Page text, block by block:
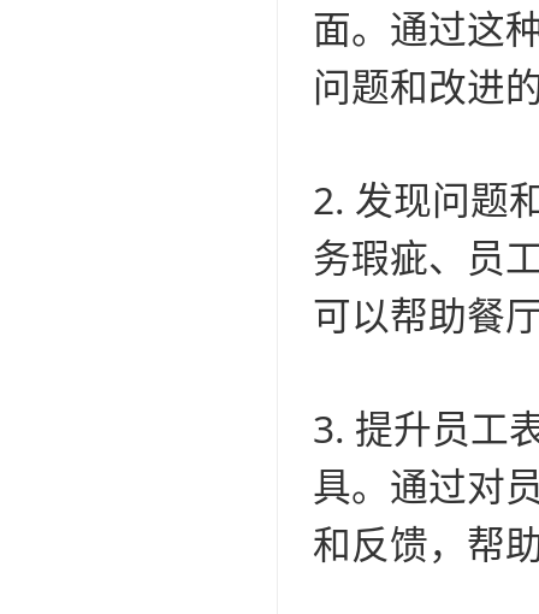
面。通过这
问题和改进
2. 发现问题
务瑕疵、员
可以帮助餐
3. 提升员工
具。通过对
和反馈，帮